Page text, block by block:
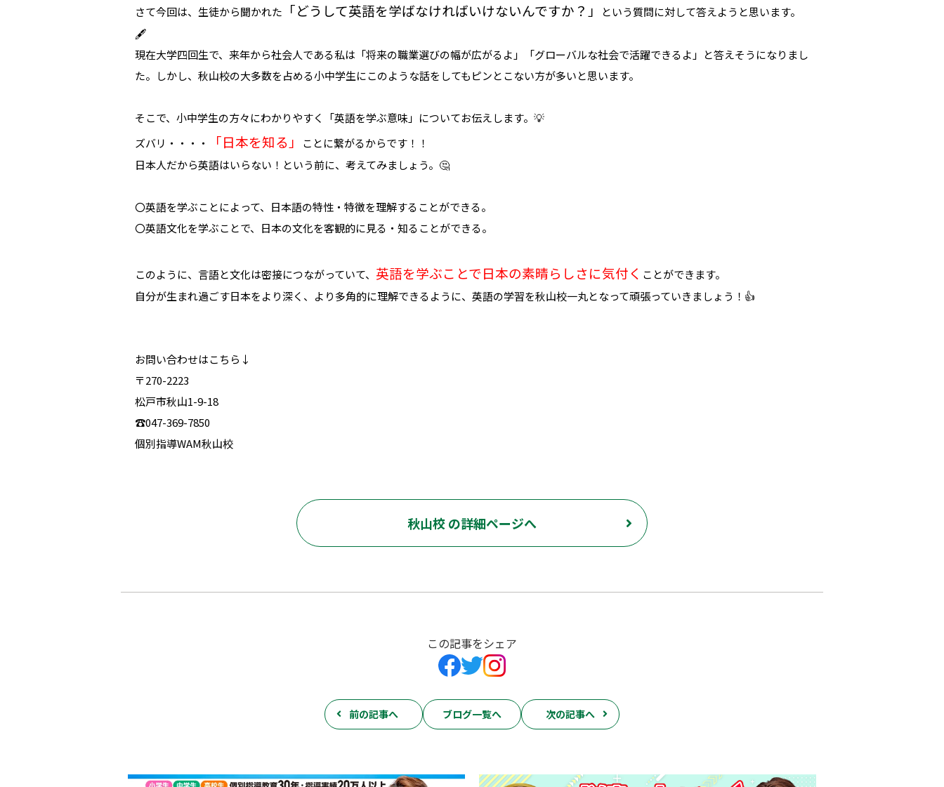
さて今回は、生徒から聞かれた 「どうして英語を学ばなければいけないんですか？」
という質問に対して答えようと思います。
🖋
現在大学四回生で、来年から社会人である私は「将来の職業選びの幅が広がるよ」「グローバルな社会で活躍できるよ」と答えそうになりまし
た。しかし、秋山校の大多数を占める小中学生にこのような話をしてもピンとこない方が多いと思います。
そこで、小中学生の方々にわかりやすく「英語を学ぶ意味」についてお伝えします。💡
ズバリ・・・・
「日本を知る」
ことに繋がるからです！！
日本人だから英語はいらない！という前に、考えてみましょう。🤔
〇英語を学ぶことによって、日本語の特性・特徴を理解することができる。
〇英語文化を学ぶことで、日本の文化を客観的に見る・知ることができる。
このように、言語と文化は密接につながっていて、 英語を学ぶことで日本の素晴らしさに気付く ことができます。
自分が生まれ過ごす日本をより深く、より多角的に理解できるように、英語の学習を秋山校一丸となって頑張っていきましょう！👍
お問い合わせはこちら↓
〒270-2223
松戸市秋山1-9-18
☎047-369-7850
個別指導WAM秋山校
秋山校 の詳細ページへ
この記事をシェア
前の記事へ ブログ一覧へ 次の記事へ